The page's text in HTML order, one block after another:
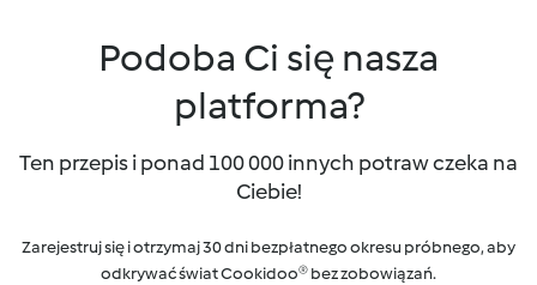
Podoba Ci się nasza
platforma?
Ten przepis i ponad 100 000 innych potraw czeka na
Ciebie!
Zarejestruj się i otrzymaj 30 dni bezpłatnego okresu próbnego, aby
odkrywać świat Cookidoo® bez zobowiązań.